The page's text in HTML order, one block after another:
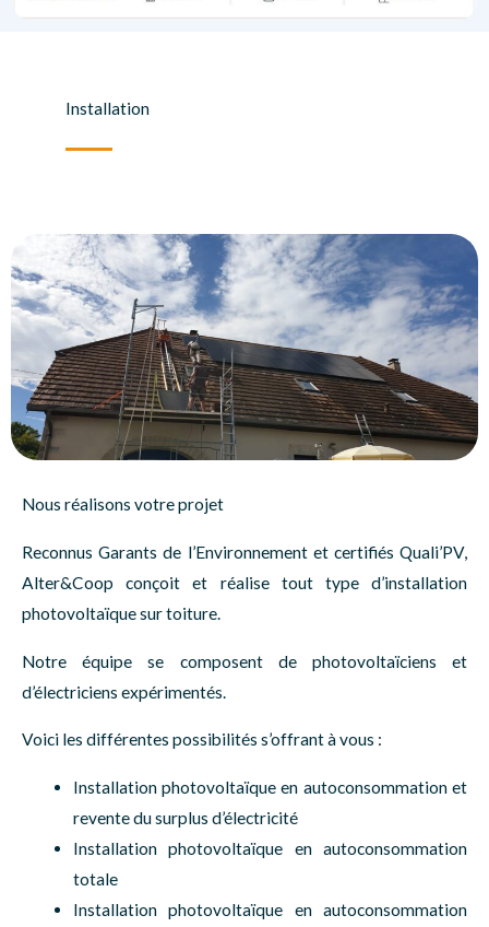
Installation
Nous réalisons votre projet
Reconnus Garants de l’Environnement et certifiés Quali’PV,
Alter&Coop conçoit et réalise tout type d’installation
photovoltaïque sur toiture.
Notre équipe se composent de photovoltaïciens et
d’électriciens expérimentés.
Voici les différentes possibilités s’offrant à vous :
Installation photovoltaïque en autoconsommation et
revente du surplus d’électricité
Installation photovoltaïque en autoconsommation
totale
Installation photovoltaïque en autoconsommation